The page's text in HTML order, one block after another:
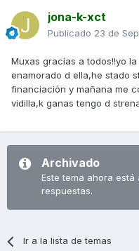
jona-k-xct
Publicado 23 de
Muxas gracias a todos!!yo
enamorado d ella,he stado
financiación y mañana me
vidilla,k ganas tengo d
Archivado
Este tema ahora
respuestas.
Ir a la lista de temas